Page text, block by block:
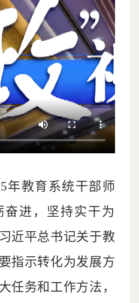
年教育系统干部师
进，坚持实干为
近平总书记关于教
指示转化为发展方
任务和工作方法，